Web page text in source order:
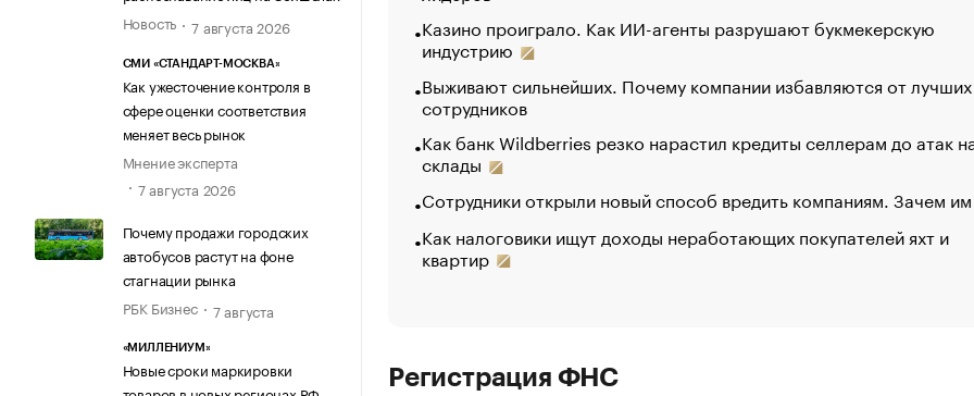
Новость
7 августа 2026
СМИ «СТАНДАРТ-МОСКВА»
Как ужесточение контроля в
сфере оценки соответствия
меняет весь рынок
Мнение эксперта
7 августа 2026
Почему продажи городских
автобусов растут на фоне
стагнации рынка
РБК Бизнес
7 августа
«МИЛЛЕНИУМ»
Новые сроки маркировки
Казино проиграло. Как ИИ-агенты разрушают букмекерскую
индустрию
Выживают сильнейших. Почему компании избавляются от лучших
сотрудников
Как банк Wildberries резко нарастил кредиты селлерам до атак
склады
Сотрудники открыли новый способ вредить компаниям. Зачем
Как налоговики ищут доходы неработающих покупателей яхт и
квартир
Регистрация ФНС